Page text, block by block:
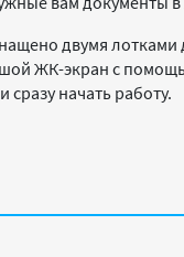
двумя лотками
ЖК-экран с
начать работу.